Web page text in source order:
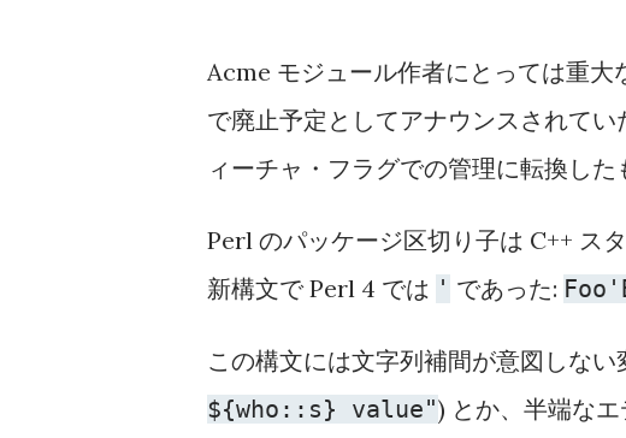
Acme モジュール作者にとっては重
で廃止予定としてアナウンスされて
ィーチャ・フラグでの管理に転換した
Perl のパッケージ区切り子は C++ ス
新構文で Perl 4 では ' であった:
この構文には文字列補間が意図しない
${who::s} value") とか、半端な